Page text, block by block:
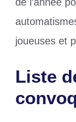
joueuses et
Liste